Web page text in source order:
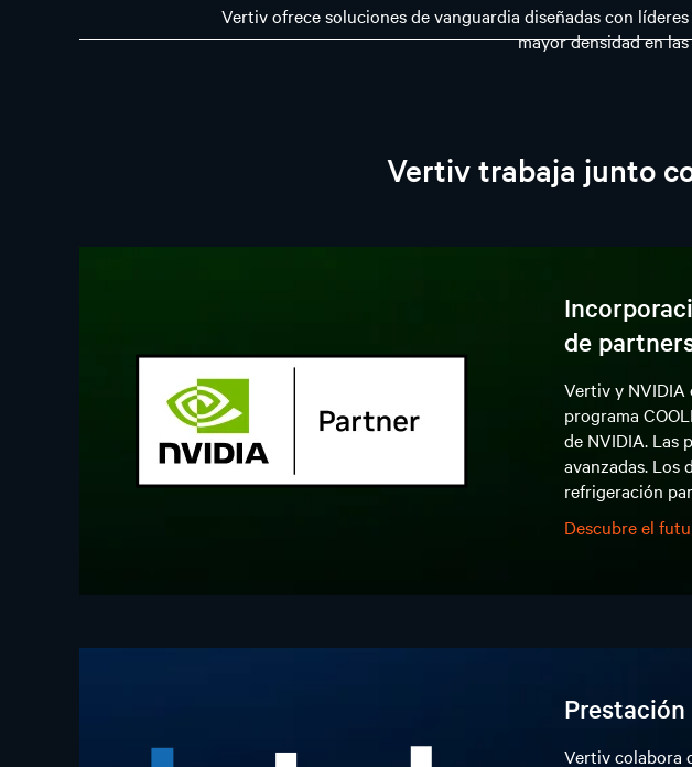
Vertiv ofrece soluciones de vanguardia diseñadas con
mayor densidad en
Vertiv trabaja junto
de
Vertiv y NVIDIA
programa
de NVIDIA. Las
avanzadas. Los
refrigeración
Descubre el
Vertiv colabora